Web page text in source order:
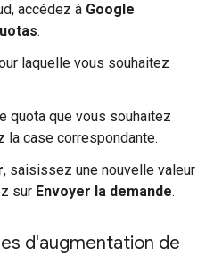
accédez à Google
.
laquelle vous souhaitez
quota que vous souhaitez
la case correspondante.
, saisissez une nouvelle valeur
sur Envoyer la demande.
d'augmentation de